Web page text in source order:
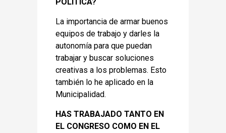
La importancia de armar buenos
equipos de trabajo y darles la
autonomía para que puedan
trabajar y buscar soluciones
creativas a los problemas. Esto
también lo he aplicado en la
Municipalidad.
HAS TRABAJADO TANTO EN
EL CONGRESO COMO EN EL